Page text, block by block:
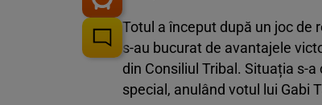
Totul a început după un joc de
s-au bucurat de avantajele
din Consiliul Tribal. Situația s-
special, anulând votul lui Gabi